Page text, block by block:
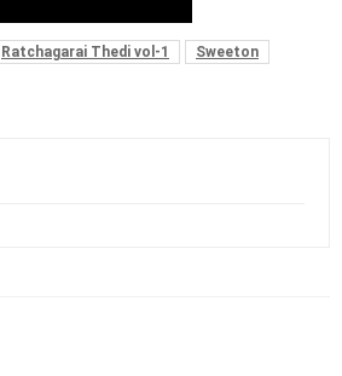
Ratchagarai Thedi vol-1
Sweeton